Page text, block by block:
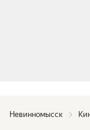
Невинномысск